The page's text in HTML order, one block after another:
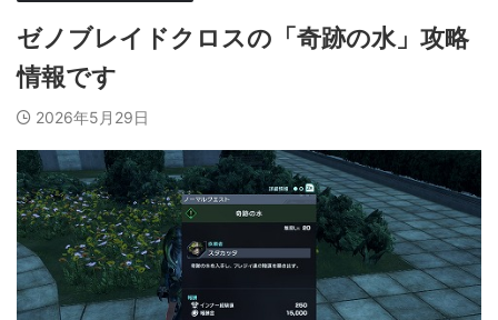
ゼノブレイドクロスの「奇跡の水」攻略
情報です
2026年5月29日